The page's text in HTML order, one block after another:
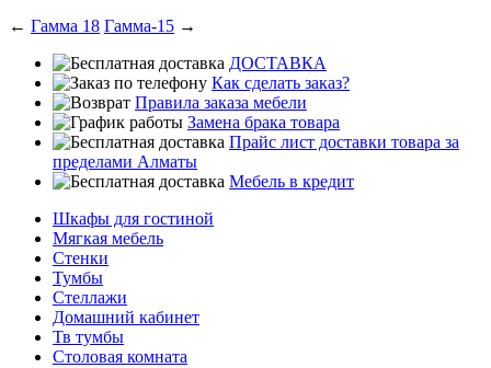
← Гамма 18 Гамма-15 →
ДОСТАВКА
Как сделать заказ?
Правила заказа мебели
Замена брака товара
Прайс лист доставки товара за
пределами Алматы
Мебель в кредит
Шкафы для гостиной
Мягкая мебель
Стенки
Тумбы
Стеллажи
Домашний кабинет
Тв тумбы
Столовая комната